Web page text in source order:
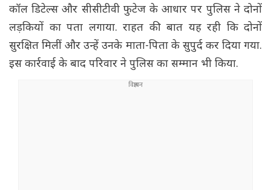
कॉल डिटेल्स और सीसीटीवी फुटेज के आधार पर पुलिस ने दोनों
लड़कियों का पता लगाया. राहत की बात यह रही कि दोनों
सुरक्षित मिलीं और उन्हें उनके माता-पिता के सुपुर्द कर दिया गया.
इस कार्रवाई के बाद परिवार ने पुलिस का सम्मान भी किया.